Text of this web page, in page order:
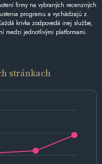
firmy na vybraných recenzných
programu a vychádzajú z
krivka zodpovedá inej službe,
medzi jednotlivými platformami.
stránkach